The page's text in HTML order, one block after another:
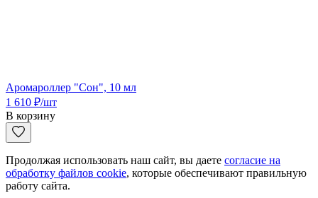
Аромароллер "Сон", 10 мл
1 610 ₽/шт
В корзину
Продолжая использовать наш сайт, вы даете согласие на
обработку файлов cookie, которые обеспечивают правильную
работу сайта.